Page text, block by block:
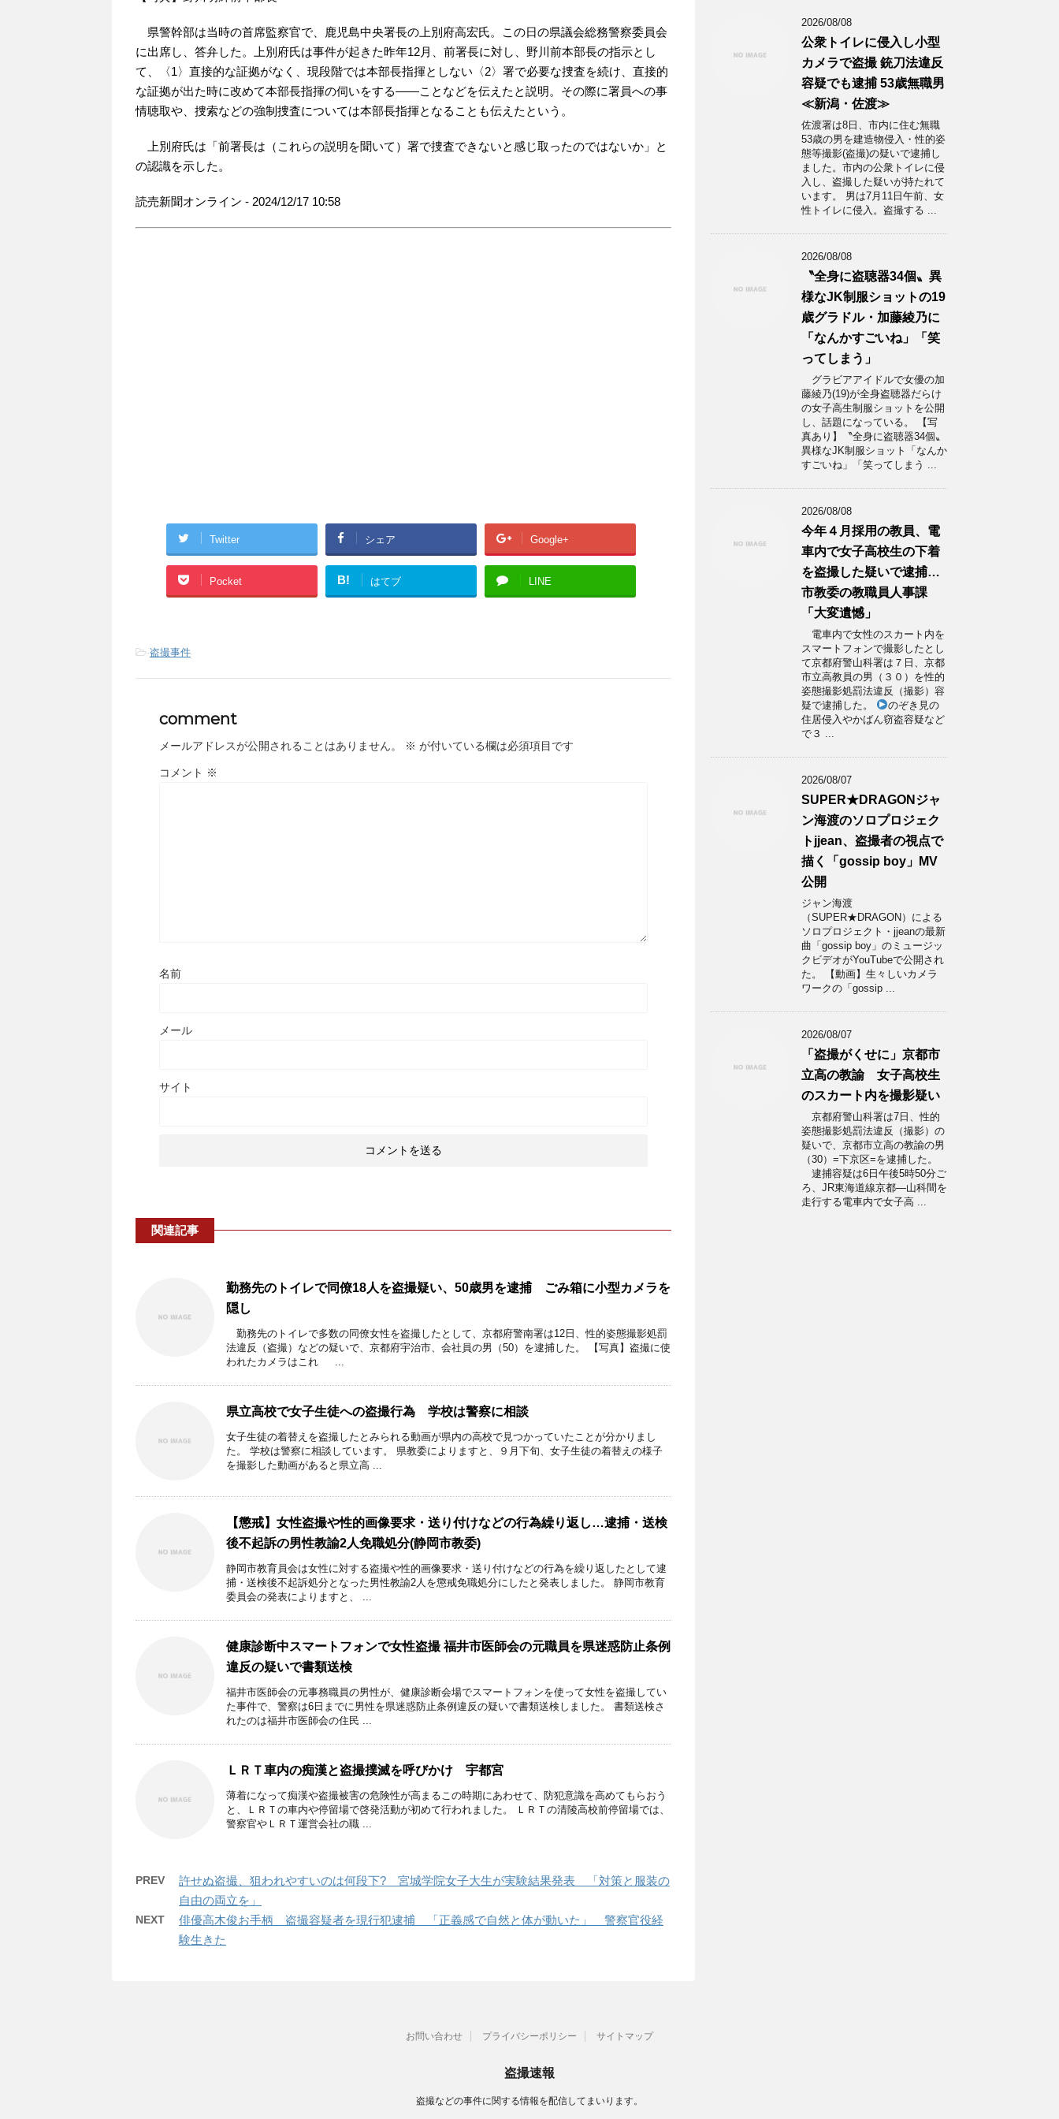
県警幹部は当時の首席監察官で、鹿児島中央署長の上別府高宏氏。この日の県議会総務警察委員会
に出席し、答弁した。上別府氏は事件が起きた昨年12月、前署長に対し、野川前本部長の指示とし
て、〈1〉直接的な証拠がなく、現段階では本部長指揮としない〈2〉署で必要な捜査を続け、直接的
な証拠が出た時に改めて本部長指揮の伺いをする――ことなどを伝えたと説明。その際に署員への事
情聴取や、捜索などの強制捜査については本部長指揮となることも伝えたという。
上別府氏は「前署長は（これらの説明を聞いて）署で捜査できないと感じ取ったのではないか」と
の認識を示した。
読売新聞オンライン - 2024/12/17 10:58
Twitter シェア Google+
Pocket B! はてブ LINE
-盗撮事件
comment
メールアドレスが公開されることはありません。 ※ が付いている欄は必須項目です
コメント ※
名前
メール
サイト
関連記事
勤務先のトイレで同僚18人を盗撮疑い、50歳男を逮捕 ごみ箱に小型カメラを
隠し
勤務先のトイレで多数の同僚女性を盗撮したとして、京都府警南署は12日、性的姿態撮影処罰
法違反（盗撮）などの疑いで、京都府宇治市、会社員の男（50）を逮捕した。 【写真】盗撮に使
われたカメラはこれ ...
県立高校で女子生徒への盗撮行為 学校は警察に相談
女子生徒の着替えを盗撮したとみられる動画が県内の高校で見つかっていたことが分かりまし
た。 学校は警察に相談しています。 県教委によりますと、９月下旬、女子生徒の着替えの様子
を撮影した動画があると県立高 ...
【懲戒】女性盗撮や性的画像要求・送り付けなどの行為繰り返し…逮捕・送検
後不起訴の男性教諭2人免職処分(静岡市教委)
静岡市教育員会は女性に対する盗撮や性的画像要求・送り付けなどの行為を繰り返したとして逮
捕・送検後不起訴処分となった男性教諭2人を懲戒免職処分にしたと発表しました。 静岡市教育
委員会の発表によりますと、 ...
健康診断中スマートフォンで女性盗撮 福井市医師会の元職員を県迷惑防止条例
違反の疑いで書類送検
福井市医師会の元事務職員の男性が、健康診断会場でスマートフォンを使って女性を盗撮してい
た事件で、警察は6日までに男性を県迷惑防止条例違反の疑いで書類送検しました。 書類送検さ
れたのは福井市医師会の住民 ...
ＬＲＴ車内の痴漢と盗撮撲滅を呼びかけ 宇都宮
薄着になって痴漢や盗撮被害の危険性が高まるこの時期にあわせて、防犯意識を高めてもらおう
と、ＬＲＴの車内や停留場で啓発活動が初めて行われました。 ＬＲＴの清陵高校前停留場では、
警察官やＬＲＴ運営会社の職 ...
PREV
許せぬ盗撮、狙われやすいのは何段下? 宮城学院女子大生が実験結果発表 「対策と服装の
自由の両立を」
NEXT
俳優高木俊お手柄 盗撮容疑者を現行犯逮捕 「正義感で自然と体が動いた」 警察官役経
験生きた
2026/08/08
公衆トイレに侵入し小型
カメラで盗撮 銃刀法違反
容疑でも逮捕 53歳無職男
≪新潟・佐渡≫
佐渡署は8日、市内に住む無職
53歳の男を建造物侵入・性的姿
態等撮影(盗撮)の疑いで逮捕し
ました。市内の公衆トイレに侵
入し、盗撮した疑いが持たれて
います。 男は7月11日午前、女
性トイレに侵入。盗撮する ...
2026/08/08
〝全身に盗聴器34個〟異
様なJK制服ショットの19
歳グラドル・加藤綾乃に
「なんかすごいね」「笑
ってしまう」
グラビアアイドルで女優の加
藤綾乃(19)が全身盗聴器だらけ
の女子高生制服ショットを公開
し、話題になっている。 【写
真あり】〝全身に盗聴器34個〟
異様なJK制服ショット「なんか
すごいね」「笑ってしまう ...
2026/08/08
今年４月採用の教員、電
車内で女子高校生の下着
を盗撮した疑いで逮捕…
市教委の教職員人事課
「大変遺憾」
電車内で女性のスカート内を
スマートフォンで撮影したとし
て京都府警山科署は７日、京都
市立高教員の男（３０）を性的
姿態撮影処罰法違反（撮影）容
疑で逮捕した。
のぞき見の
住居侵入やかばん窃盗容疑など
で３ ...
2026/08/07
SUPER★DRAGONジャ
ン海渡のソロプロジェク
トjjean、盗撮者の視点で
描く「gossip boy」MV
公開
ジャン海渡
（SUPER★DRAGON）による
ソロプロジェクト・jjeanの最新
曲「gossip boy」のミュージッ
クビデオがYouTubeで公開され
た。 【動画】生々しいカメラ
ワークの「gossip ...
2026/08/07
「盗撮がくせに」京都市
立高の教諭 女子高校生
のスカート内を撮影疑い
京都府警山科署は7日、性的
姿態撮影処罰法違反（撮影）の
疑いで、京都市立高の教諭の男
（30）=下京区=を逮捕した。
逮捕容疑は6日午後5時50分ご
ろ、JR東海道線京都―山科間を
走行する電車内で女子高 ...
お問い合わせ プライバシーポリシー サイトマップ
盗撮速報
盗撮などの事件に関する情報を配信してまいります。